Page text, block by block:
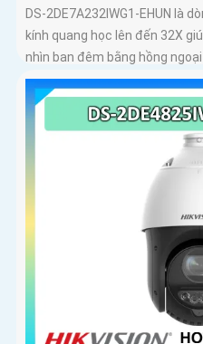
DS-2DE7A232IWG1-EHUN là
kính quang học lên đến 32X
nhìn ban đêm bằng hồng
AcuSense nâng cao hiệu quả
nét cao nhờ công nghệ Self-